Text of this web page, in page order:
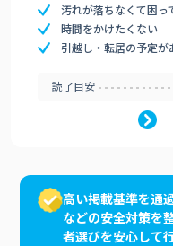
汚れが落ちなくて困っ
時間をかけたくない
引越し・転居の予定が
読了目安
高い掲載基準を通
などの安全対策を
者選びを安心して